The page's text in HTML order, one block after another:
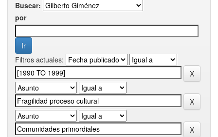
Buscar:
por
Filtros actuales: